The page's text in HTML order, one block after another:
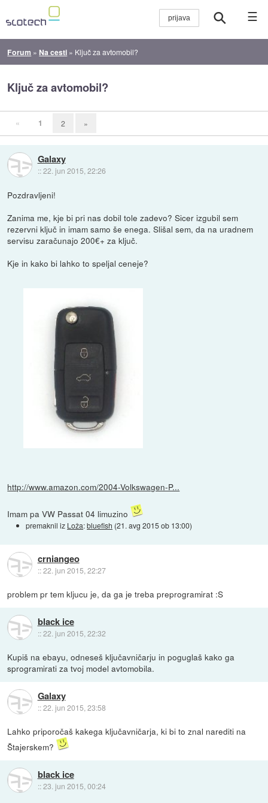
☰
Forum » Na cesti » Ključ za avtomobil?
Ključ za avtomobil?
« 1 2 »
Galaxy
::22. jun 2015, 22:26
Pozdravljeni!
Zanima me, kje bi pri nas dobil tole zadevo? Sicer izgubil sem
rezervni ključ in imam samo še enega. Slišal sem, da na uradnem
servisu zaračunajo 200€+ za ključ.
Kje in kako bi lahko to speljal ceneje?
http://www.amazon.com/2004-Volkswagen-P...
Imam pa VW Passat 04 limuzino
premaknil iz Loža:bluefish (21. avg 2015 ob 13:00)
crniangeo
::22. jun 2015, 22:27
problem pr tem kljucu je, da ga je treba preprogramirat :S
black ice
::22. jun 2015, 22:32
Kupiš na ebayu, odneseš ključavničarju in poguglaš kako ga
sprogramirati za tvoj model avtomobila.
Galaxy
::22. jun 2015, 23:58
Lahko priporočaš kakega ključavničarja, ki bi to znal narediti na
Štajerskem?
black ice
::23. jun 2015, 00:24